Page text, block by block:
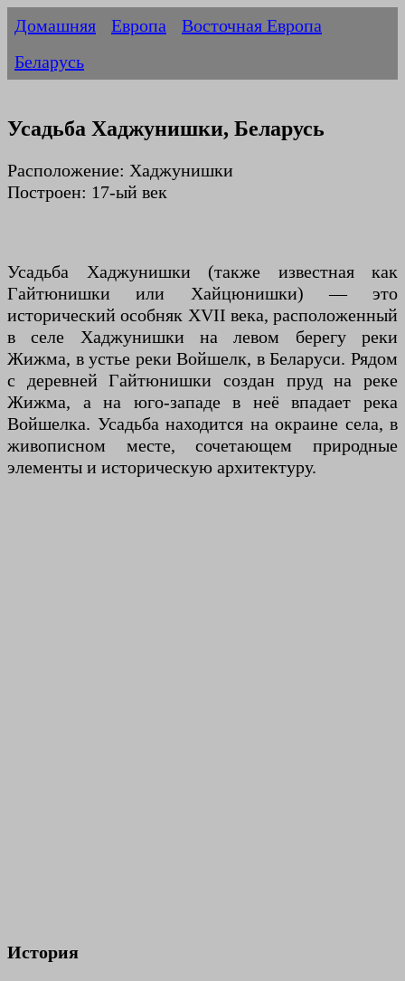
Домашняя Европа
Восточная Европа
Беларусь
Усадьба Хаджунишки, Беларусь
Расположение: Хаджунишки
Построен: 17-ый век
Усадьба Хаджунишки (также известная как
Гайтюнишки или Хайцюнишки) — это
исторический особняк XVII века, расположенный
в селе Хаджунишки на левом берегу реки
Жижма, в устье реки Войшелк, в Беларуси. Рядом
с деревней Гайтюнишки создан пруд на реке
Жижма, а на юго-западе в неё впадает река
Войшелка. Усадьба находится на окраине села, в
живописном месте, сочетающем природные
элементы и историческую архитектуру.
История